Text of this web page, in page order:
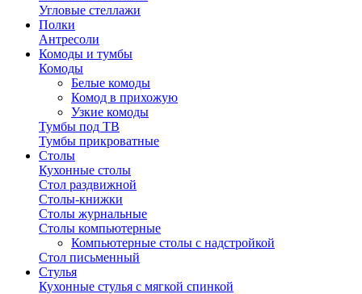
Угловые стеллажи
Полки
Антресоли
Комоды и тумбы
Комоды
Белые комоды
Комод в прихожую
Узкие комоды
Тумбы под ТВ
Тумбы прикроватные
Столы
Кухонные столы
Стол раздвижной
Столы-книжки
Столы журнальные
Столы компьютерные
Компьютерные столы с надстройкой
Стол письменный
Стулья
Кухонные стулья с мягкой спинкой